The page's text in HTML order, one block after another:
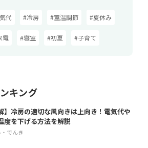
代 #冷房 #室温調節 #夏休み
電 #寝室 #初夏 #子育て
キング
】冷房の適切な風向きは上向き！電気代や
度を下げる方法を解説
でんき